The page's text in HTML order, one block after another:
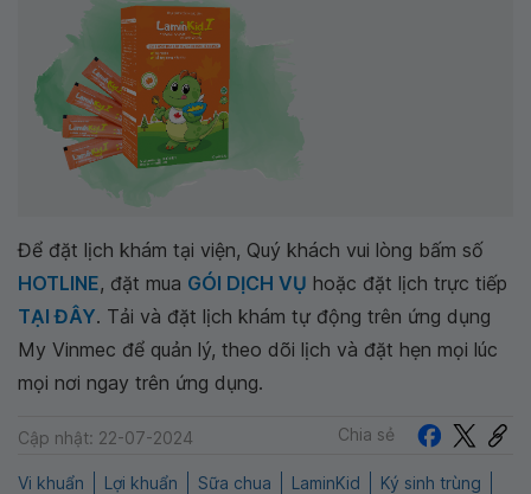
Để đặt lịch khám tại viện, Quý khách vui lòng bấm số
HOTLINE, đặt mua GÓI DỊCH VỤ hoặc đặt lịch trực tiếp
TẠI ĐÂY. Tải và đặt lịch khám tự động trên ứng dụng
My Vinmec để quản lý, theo dõi lịch và đặt hẹn mọi lúc
mọi nơi ngay trên ứng dụng.
Cập nhật: 22-07-2024 Chia sẻ
Vi khuẩn Lợi khuẩn Sữa chua LaminKid
Ký sinh trùng